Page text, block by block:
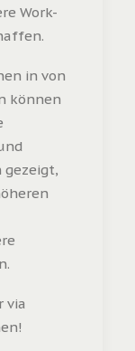
Work-
in von
können
gezeigt,
via